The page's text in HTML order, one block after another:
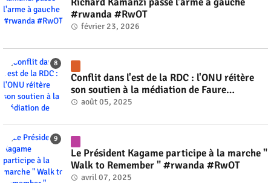
#rwanda #RwOT
février 23, 2026
Conflit dans l'est de la RDC : l'ONU réitère
son soutien à la médiation de Faure
Gnassingbé #rwanda #RwOT
août 05, 2025
Le Président Kagame participe à la marche "
Walk to Remember " #rwanda #RwOT
avril 07, 2025